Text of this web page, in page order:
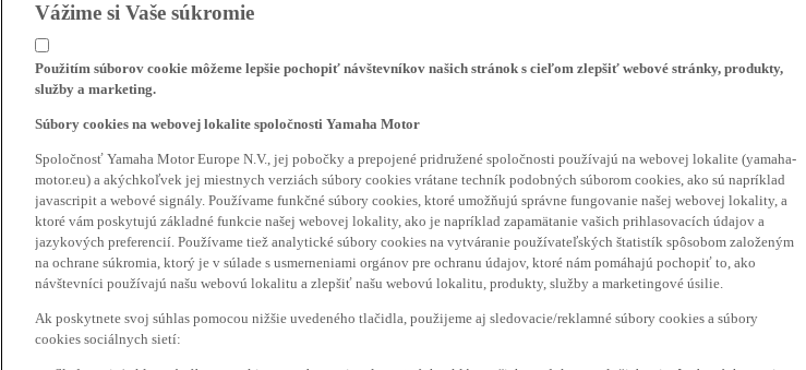
Vážime si Vaše súkromie
Použitím súborov cookie môžeme lepšie pochopiť návštevníkov našich stránok s cieľom zlepšiť webové stránky, produkty,
služby a marketing.
Súbory cookies na webovej lokalite spoločnosti Yamaha Motor
Spoločnosť Yamaha Motor Europe N.V., jej pobočky a prepojené pridružené spoločnosti používajú na webovej lokalite (yamaha-
motor.eu) a akýchkoľvek jej miestnych verziách súbory cookies vrátane techník podobných súborom cookies, ako sú napríklad
javascripit a webové signály. Používame funkčné súbory cookies, ktoré umožňujú správne fungovanie našej webovej lokality, a
ktoré vám poskytujú základné funkcie našej webovej lokality, ako je napríklad zapamätanie vašich prihlasovacích údajov a
jazykových preferencií. Používame tiež analytické súbory cookies na vytváranie používateľských štatistík spôsobom založeným
na ochrane súkromia, ktorý je v súlade s usmerneniami orgánov pre ochranu údajov, ktoré nám pomáhajú pochopiť to, ako
návštevníci používajú našu webovú lokalitu a zlepšiť našu webovú lokalitu, produkty, služby a marketingové úsilie.
Ak poskytnete svoj súhlas pomocou nižšie uvedeného tlačidla, použijeme aj sledovacie/reklamné súbory cookies a súbory
cookies sociálnych sietí: